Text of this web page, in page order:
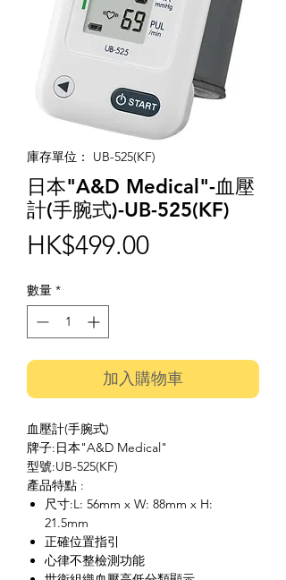
庫存單位： UB-525(KF)
日本"A&D Medical"-血壓
計(手腕式)-UB-525(KF)
HK$499.00價
數量 *
加入購物車
血壓計(手腕式)
牌子:日本"A&D Medical"
型號:UB-525(KF)
產品特點 :
尺寸:L: 56mm x W: 88mm x H:
21.5mm
正確位置指引
心律不整檢測功能